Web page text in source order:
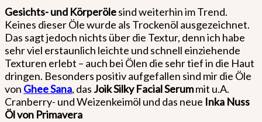
Gesichts- und Körperölesind weiterhin im Trend.
Keines dieser Öle wurde als Trockenöl ausgezeichnet.
Das sagt jedoch nichts über die Textur, denn ich habe
sehr viel erstaunlich leichte und schnell einziehende
Texturen erlebt – auch bei Ölen die sehr tief in die Haut
dringen. Besonders positiv aufgefallen sind mir die Öle
von Ghee Sana, das Joik Silky Facial Serummit u.A.
Cranberry- und Weizenkeimöl und das neue Inka Nuss
Öl von Primavera